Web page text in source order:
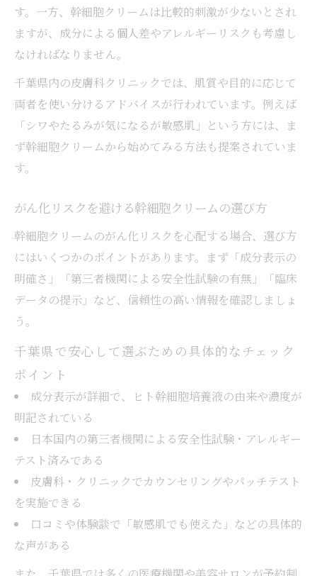
す。一方、幹細胞クリームは比較的刺激が少ないとされ
ますが、成分による個人差やアレルギーリスクも考慮し
なければなりません。
千葉県内の皮膚科クリニックでは、肌質や目的に応じて
両者を使い分けるアドバイスが行われています。例えば
「シワやたるみが気になるが敏感肌」という方には、ま
ず幹細胞クリームから始めてみる方法も提案されていま
す。
がん化リスクを避ける幹細胞クリームの選び方
幹細胞クリームのがん化リスクを心配する場合、選び方
にはいくつかのポイントがあります。まず「成分表示の
明確さ」「第三者機関による安全性試験の有無」「臨床
データの提示」など、信頼性の高い情報を確認しましょ
う。
千葉県で安心して選ぶための具体的なチェック
ポイント
成分表示が詳細で、ヒト幹細胞培養液の由来や濃度が
明記されている
日本国内の第三者機関による安全性試験・アレルギー
テスト済みである
皮膚科・クリニックでカウンセリングやパッチテスト
を実施できる
口コミや体験談で「敏感肌でも使えた」などの具体的
な声がある